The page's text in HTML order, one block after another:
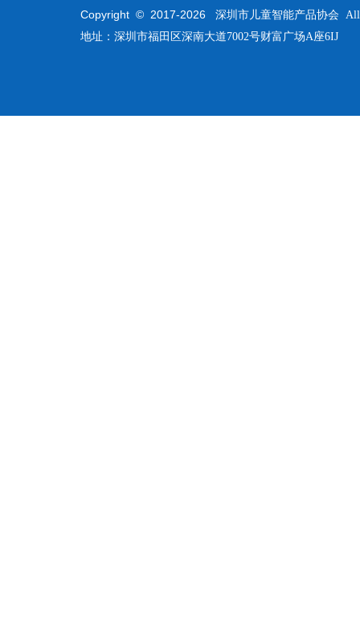
Copyright © 2017-2026
深圳市儿童智能产品协会 All
地址：深圳市福田区深南大道7002号财富广场A座6IJ